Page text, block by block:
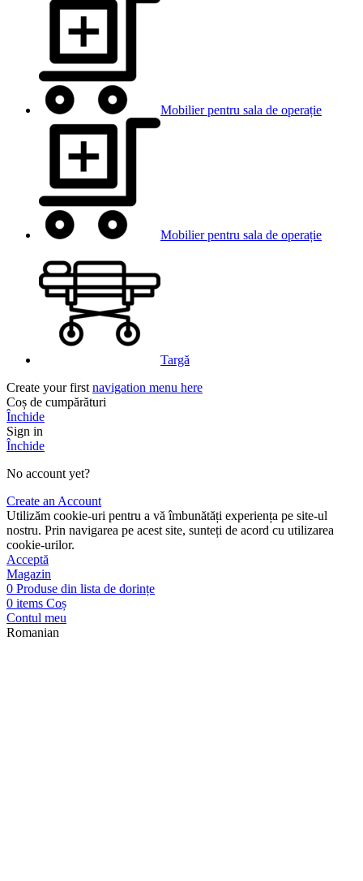
Mobilier pentru sala de operație
Mobilier pentru sala de operație
Targă
Create your first navigation menu here
Coș de cumpărături
Închide
Sign in
Închide
No account yet?
Create an Account
Utilizăm cookie-uri pentru a vă îmbunătăți experiența pe site-ul
nostru. Prin navigarea pe acest site, sunteți de acord cu utilizarea
cookie-urilor.
Acceptă
Magazin
0 Produse din lista de dorințe
0 items Coș
Contul meu
Romanian